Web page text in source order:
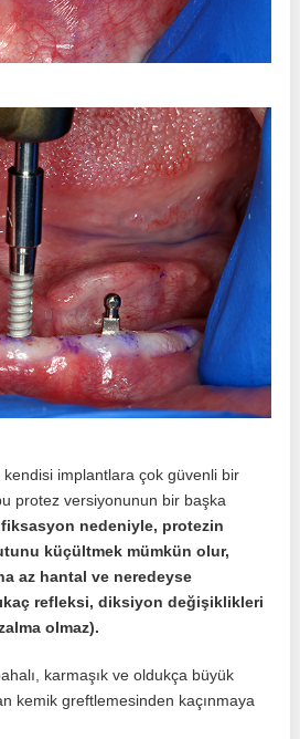
kendisi implantlara çok güvenli bir
protez versiyonunun bir başka
nedeniyle, protezin
küçültmek mümkün olur,
az hantal ve neredeyse
refleksi, diksiyon değişiklikleri
olmaz).
karmaşık ve oldukça büyük
kemik greftlemesinden kaçınmaya